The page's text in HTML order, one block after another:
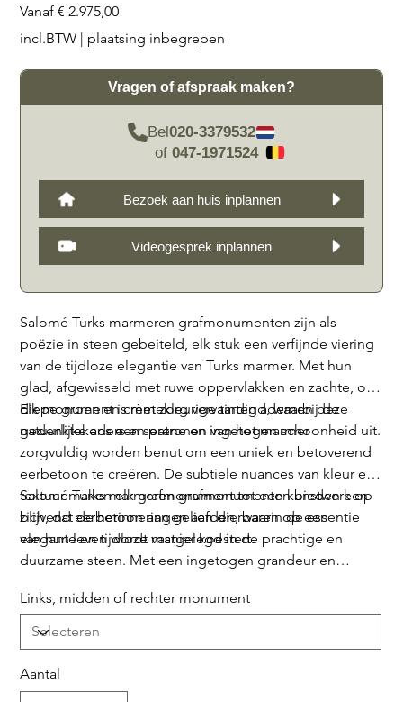
Vanaf Prijs
€ 2.975,00
incl.BTW
plaatsing inbegrepen
Vragen of afspraak maken?
Bel020-3379532
of 047-1971524
Bezoek aan huis inplannen
Videogesprek inplannen
Salomé Turks marmeren grafmonumenten zijn als
poëzie in steen gebeiteld, elk stuk een verfijnde viering
van de tijdloze elegantie van Turks marmer. Met hun
glad, afgewisseld met ruwe oppervlakken en zachte, of
diepe groen en crèmekleurige tinten ademen deze
gedenktekens een serene en ingetogen schoonheid uit.
Elk monument is met zorg vervaardigd, waarbij de
natuurlijke aders en patronen van het marmer
zorgvuldig worden benut om een uniek en betoverend
eerbetoon te creëren. De subtiele nuances van kleur en
textuur maken elk grafmonument tot een kunstwerk op
zich, dat de herinneringen aan dierbaren op een
elegante en tijdloze manier koestert.
Salomé Turks marmeren grafmonumenten bieden een
blijvend eerbetoon aan geliefden, waarin de essentie
van hun leven wordt vastgelegd in de prachtige en
duurzame steen. Met een ingetogen grandeur en
kalme oase van reflectie en herinnering, een monument
voor de eeuwigheid. Op onze illustratie ziet u: Links een
steen van 90 x 68 x 16 cm in een Cortenstalen
grafmonument tot max. 200 x 100 cm, Midden een losse
steen van 92 x 17 x 14 cm en Rechts een steen van 94 x
Links, midden of rechter monument
Aantal